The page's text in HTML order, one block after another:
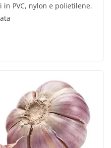
PVC, nylon e polietilene.